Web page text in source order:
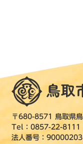
〒680-8571 鳥取県
Tel：0857-22-8111
法人番号：